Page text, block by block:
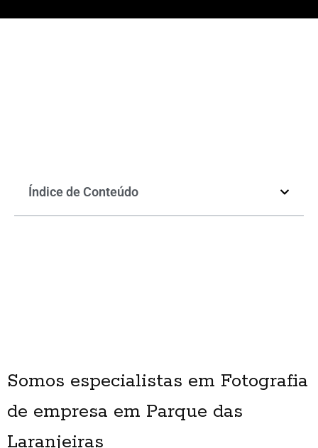
Índice de Conteúdo
Somos especialistas em Fotografia
de empresa em Parque das
Laranjeiras